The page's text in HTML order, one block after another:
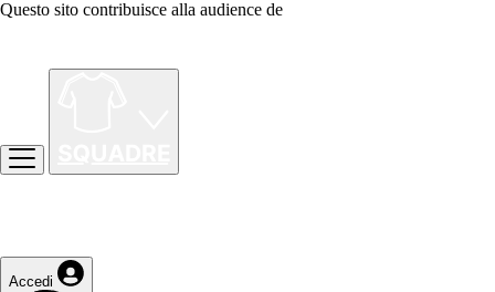
Questo sito contribuisce alla audience de
Accedi